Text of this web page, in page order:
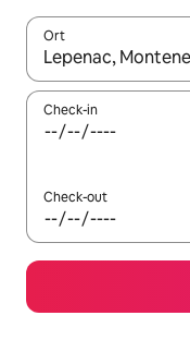
Ort
Wenn Ergebnisse
Check-in
Check-out